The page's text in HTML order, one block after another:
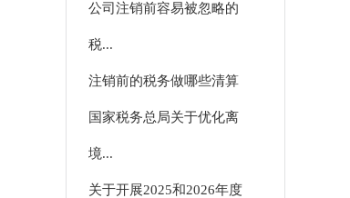
公司注销前容易被忽略的
税...
注销前的税务做哪些清算
国家税务总局关于优化离
境...
关于开展2025和2026年度